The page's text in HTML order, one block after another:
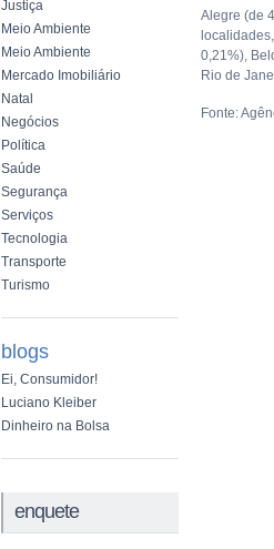
Justiça
Meio Ambiente
Meio Ambiente
Mercado Imobiliário
Natal
Negócios
Política
Saúde
Segurança
Serviços
Tecnologia
Transporte
Turismo
blogs
Ei, Consumidor!
Luciano Kleiber
Dinheiro na Bolsa
enquete
Alegre (de
0,21%),
Rio de
Fonte: